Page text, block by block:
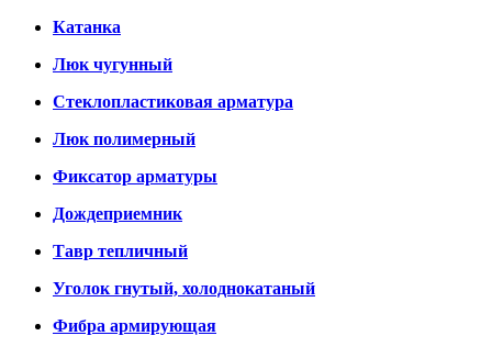
Катанка
Люк чугунный
Стеклопластиковая арматура
Люк полимерный
Фиксатор арматуры
Дождеприемник
Тавр тепличный
Уголок гнутый, холоднокатаный
Фибра армирующая